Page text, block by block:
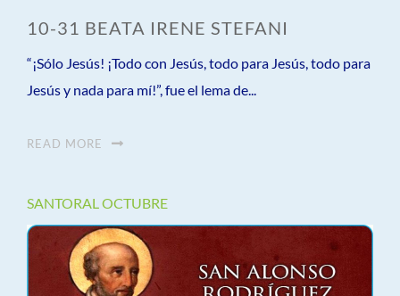
10-31 BEATA IRENE STEFANI
“¡Sólo Jesús! ¡Todo con Jesús, todo para Jesús, todo para
Jesús y nada para mí!”, fue el lema de...
READ MORE
SANTORAL OCTUBRE